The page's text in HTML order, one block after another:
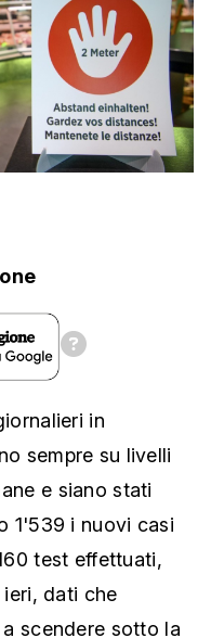
in
sempre su livelli
e siano stati
1'539 i nuovi casi
test effettuati,
dati che
scendere sotto la